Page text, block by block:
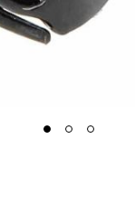
1 2 3